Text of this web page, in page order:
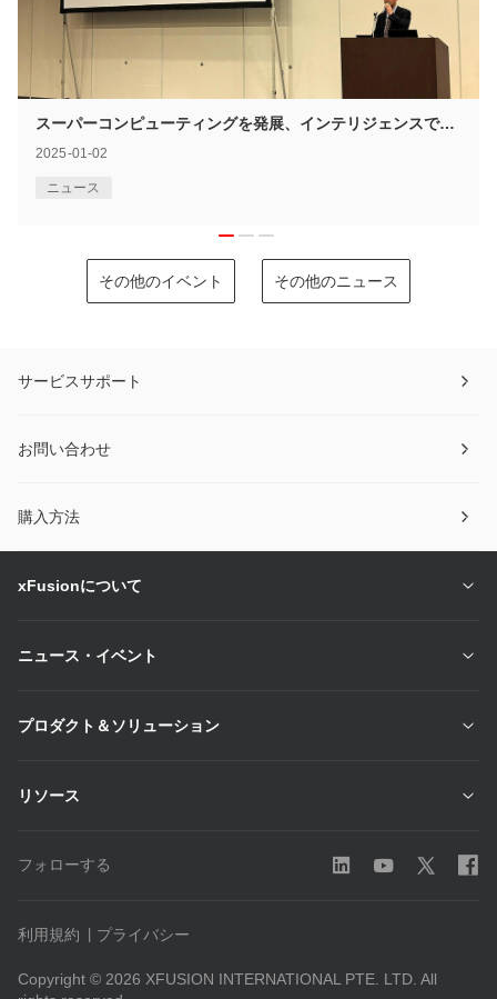
スーパーコンピューティングを発展、インテリジェンスで未来を導く——xFusion日本がAMD主催の「Advancing AI & HPC 2024 Japan」に登場
2025-01-02
ニュース
その他のイベント その他のニュース
サービスサポート
お問い合わせ
購入方法
xFusionについて
ニュース・イベント
プロダクト＆ソリューション
リソース
フォローする
Copyright © 2026 XFUSION INTERNATIONAL PTE. LTD. All
利用規約 プライバシー